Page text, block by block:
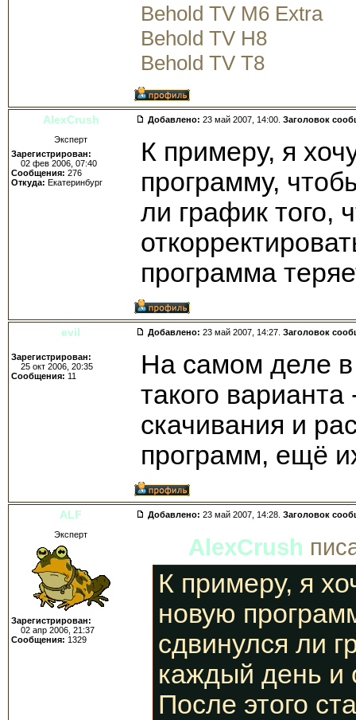
Behold TV M6 Extra
Behold TV H8
Behold TV T8
AlexCrush Добавлено: 23 май 2007, 14:00. Заголовок
Эксперт
Зарегистрирован:
02 фев 2006, 07:40
Сообщения: 276
Откуда: Екатеринбург
К примеру, я
программу,
ли график того,
программа
evil Добавлено: 23 май 2007, 14:27. Заголовок
Зарегистрирован:
25 окт 2006, 20:35
Сообщения: 11
На самом деле
такого
скачивания и
программ, ещё
ALF Добавлено: 23 май 2007, 14:28. Заголовок
Эксперт
Зарегистрирован:
02 апр 2006, 21:37
Сообщения: 1329
AlexCrush
К примеру, я
новую
сдвинулся ли
каждый день и
После этого